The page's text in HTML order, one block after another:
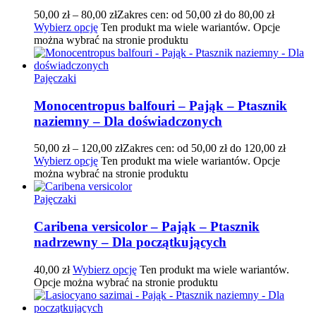
50,00 zł – 80,00 złZakres cen: od 50,00 zł do 80,00 zł
Wybierz opcję Ten produkt ma wiele wariantów. Opcje
można wybrać na stronie produktu
Pajęczaki
Monocentropus balfouri – Pająk – Ptasznik
naziemny – Dla doświadczonych
50,00 zł – 120,00 złZakres cen: od 50,00 zł do 120,00 zł
Wybierz opcję Ten produkt ma wiele wariantów. Opcje
można wybrać na stronie produktu
Pajęczaki
Caribena versicolor – Pająk – Ptasznik
nadrzewny – Dla początkujących
40,00 zł Wybierz opcję Ten produkt ma wiele wariantów.
Opcje można wybrać na stronie produktu